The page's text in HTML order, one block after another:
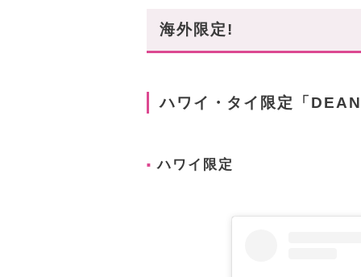
海外限定!
ハワイ・タイ限定「
ハワイ限定